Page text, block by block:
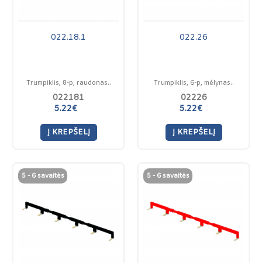
022.18.1
Trumpiklis, 8-p, raudonas..
022181
5.22€
Į KREPŠELĮ
022.26
Trumpiklis, 6-p, mėlynas..
02226
5.22€
Į KREPŠELĮ
5 - 6 savaitės 5 - 6 savaitės